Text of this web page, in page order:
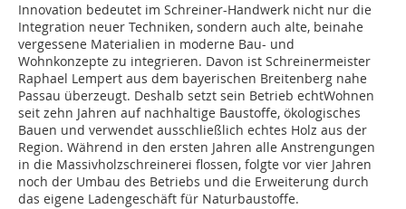
Innovation bedeutet im Schreiner-Handwerk nicht nur die
Integration neuer Techniken, sondern auch alte, beinahe
vergessene Materialien in moderne Bau- und
Wohnkonzepte zu integrieren. Davon ist Schreinermeister
Raphael Lempert aus dem bayerischen Breitenberg nahe
Passau überzeugt. Deshalb setzt sein Betrieb echtWohnen
seit zehn Jahren auf nachhaltige Baustoffe, ökologisches
Bauen und verwendet ausschließlich echtes Holz aus der
Region. Während in den ersten Jahren alle Anstrengungen
in die Massivholzschreinerei flossen, folgte vor vier Jahren
noch der Umbau des Betriebs und die Erweiterung durch
das eigene Ladengeschäft für Naturbaustoffe.